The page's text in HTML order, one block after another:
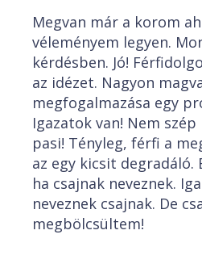
Megvan már a korom
véleményem legyen.
kérdésben. Jó!
az idézet. Nagyon
megfogalmazása egy
Igazatok van! Nem
pasi! Tényleg, férfi a
az egy kicsit degradáló.
ha csajnak neveznek.
neveznek csajnak. De
megbölcsültem!